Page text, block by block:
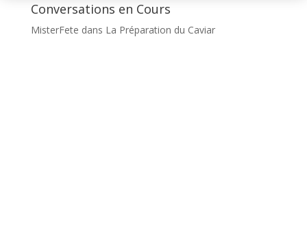
Conversations en Cours
MisterFete dans La Préparation du Caviar